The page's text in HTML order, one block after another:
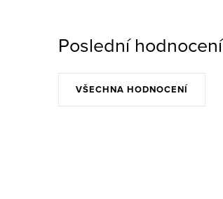
Poslední hodnocení
VŠECHNA HODNOCENÍ